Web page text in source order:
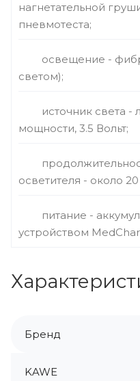
нагнетательной
пневмотеста;
освещение -
светом);
источник света -
мощности, 3.5 Вольт;
осветителя - около
питание -
устройством
Бренд
KAWE